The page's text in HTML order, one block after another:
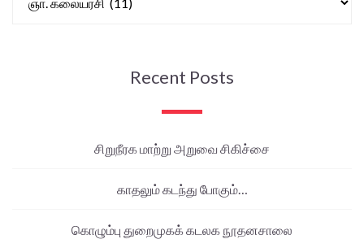
Recent Posts
சிறுநீரக மாற்று அறுவை சிகிச்சை
காதலும் கடந்து போகும்…
கொழும்பு துறைமுகக் கடலக நூதனசாலை